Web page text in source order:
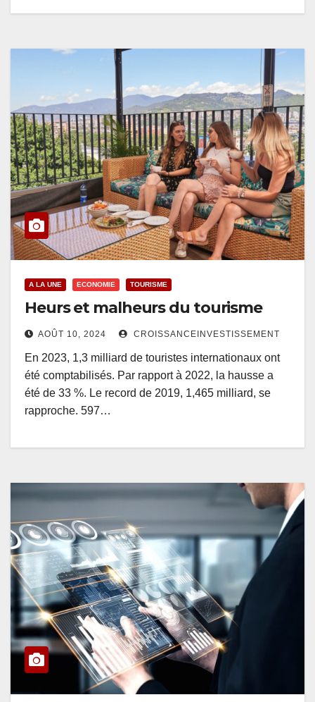
A LA UNE ECONOMIE TOURISME
Heurs et malheurs du tourisme
AOÛT 10, 2024 CROISSANCEINVESTISSEMENT
En 2023, 1,3 milliard de touristes internationaux ont
été comptabilisés. Par rapport à 2022, la hausse a
été de 33 %. Le record de 2019, 1,465 milliard, se
rapproche. 597…